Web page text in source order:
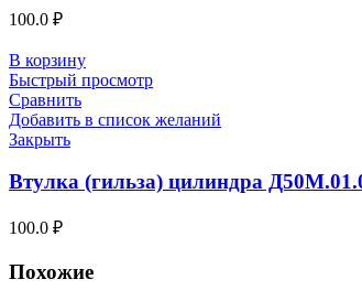
100.0 ₽
В корзину
Быстрый просмотр
Сравнить
Добавить в список желаний
Закрыть
Втулка (гильза) цилиндра
100.0 ₽
Похожие